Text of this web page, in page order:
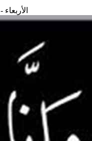
الأربعاء - 08 يوليو 2026 - 01:40 م بتوقيت عدن